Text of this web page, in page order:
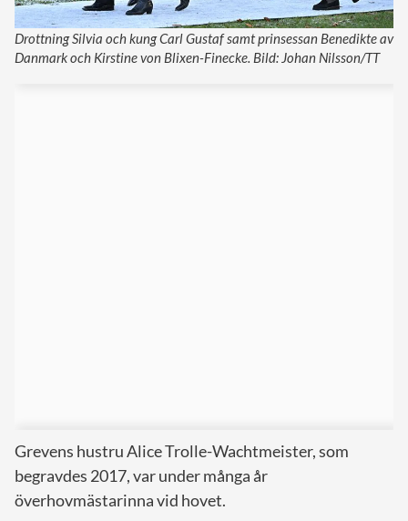
Drottning Silvia och kung Carl Gustaf samt prinsessan Benedikte av
Danmark och Kirstine von Blixen-Finecke. Bild: Johan Nilsson/TT
Grevens hustru Alice Trolle-Wachtmeister, som
begravdes 2017, var under många år
överhovmästarinna vid hovet.